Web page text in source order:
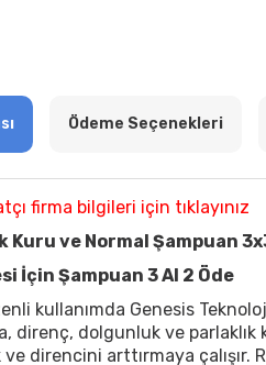
Ödeme Seçenekleri
firma bilgileri için tıklayınız
Kuru ve Normal Şampuan
İçin Şampuan 3 Al 2 Öde
kullanımda Genesis
direnç, dolgunluk ve
ve direncini arttırmaya